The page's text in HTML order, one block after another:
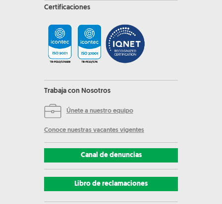
Certificaciones
Trabaja con Nosotros
Únete a nuestro equipo
Conoce nuestras vacantes vigentes
Canal de denuncias
Libro de reclamaciones